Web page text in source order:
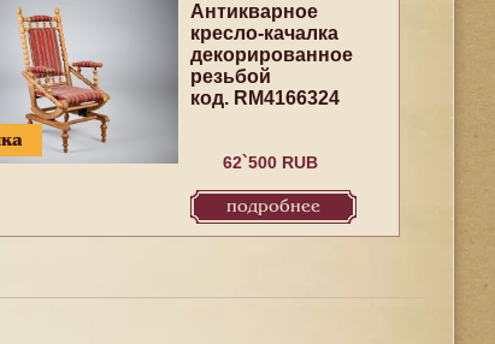
Антикварное
кресло-качалка
декорированное
резьбой
код. RM4166324
62`500 RUB
подробнее